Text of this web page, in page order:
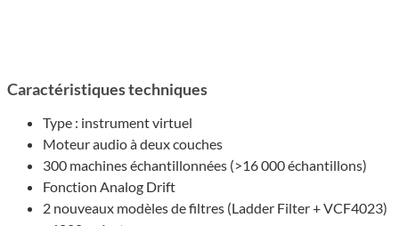
Caractéristiques techniques
Type : instrument virtuel
Moteur audio à deux couches
300 machines échantillonnées (>16 000 échantillons)
Fonction Analog Drift
2 nouveaux modèles de filtres (Ladder Filter + VCF4023)